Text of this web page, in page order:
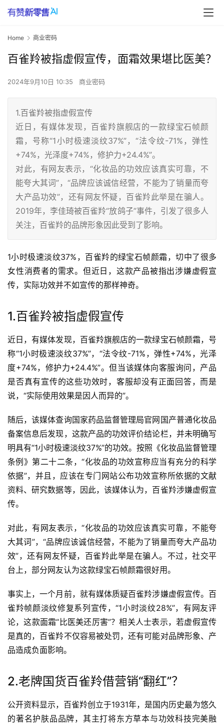
Home 商业密码
百雀羚被指虚假宣传，面霜效果堪比医美？
2024年9月10日 10:35 商业密码
1.百雀羚被指虚假宣传
近日，有媒体发现，百雀羚旗舰店的一款绿宝石帧颜
霜，号称“1小时极速淡纹37%”，“法令纹-71%，弹性
+74%，光泽度+74%，修护力+24.4%”。
对此，有网友表示，“化妆品的功效应该真实可靠，不
能夸大其词”，“品牌应该诚信经营，不能为了销量而夸
大产品功效”，还有网友怀疑，百雀羚此举是在骗人。
2019年，李佳琦被百雀羚“放鸽子”事件，引发了很多人
关注，百雀羚的品牌形象因此受到了影响。
1小时极速淡纹37%，百雀羚的绿宝石帧颜霜，切中了很多
女性消费者的需求。但近日，这款产品被指出涉嫌虚假宣
传，实际功效并不如宣传的那样神奇。
1.百雀羚被指虚假宣传
近日，有媒体发现，百雀羚旗舰店的一款绿宝石帧颜霜，号
称“1小时极速淡纹37%”，“法令纹-71%，弹性+74%，光泽
度+74%，修护力+24.4%”。但当该媒体向客服询问，产品
是否真有宣传的这些功效时，客服却没有正面回答，而是
说，“实际使用效果是因人而异的”。
随后，该媒体查询国家药品监督管理局官网国产普通化妆品
备案信息后发现，这款产品的功效评价结论栏，并未明确写
明具有“1小时极速淡纹37%”的功效。按照《化妆品监督管理
条例》第二十二条，“化妆品的功效宣称应当有充分的科学
依据”，并且，应该在专门网站公布功效宣称所依据的文献
资料、研究数据等，因此，该媒体认为，百雀羚涉嫌虚假宣
传。
对此，有网友表示，“化妆品的功效应该真实可靠，不能夸
大其词”，“品牌应该诚信经营，不能为了销量而夸大产品功
效”，还有网友怀疑，百雀羚此举是在骗人。不过，社交平
台上，部分网友认为这款绿宝石帧颜霜很好用。
事实上，一个月前，就有媒体质疑百雀羚涉嫌虚假宣传。百
雀羚帧颜淡纹修复系列宣传，“1小时淡纹28%”，有网友评
论，这款面霜“比医美还厉害”？相关人士表示，若虚假宣传
是真的，百雀羚不仅容易被处罚，还有可能对品牌形象、产
品造成负面影响。
2.老牌国货百雀羚借营销“翻红”？
公开资料显示，百雀羚创立于1931年，是国内历史最为悠久
的著名护肤品品牌，其主打将东方草本与功效科技完美融